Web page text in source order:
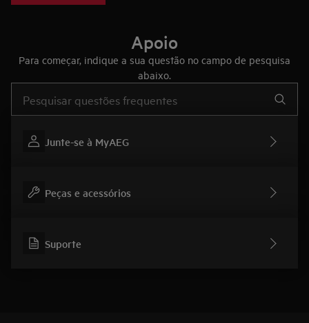
Apoio
Para começar, indique a sua questão no campo de pesquisa
abaixo.
Junte-se à MyAEG
Peças e acessórios
Suporte